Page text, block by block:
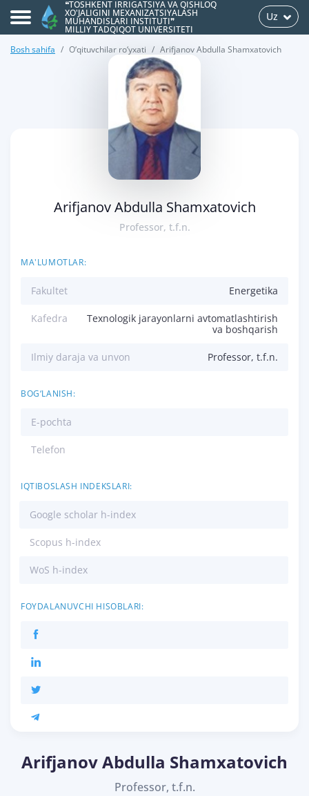
❝TOSHKENT IRRIGATSIYA VA QISHLOQ
XO'JALIGINI MEXANIZATSIYALASH
MUHANDISLARI INSTITUTI❞
MILLIY TADQIQOT UNIVERSITETI
Uz
Bosh sahifa O‘qituvchilar ro‘yxati Arifjanov Abdulla Shamxatovich
Arifjanov Abdulla Shamxatovich
Professor, t.f.n.
MA'LUMOTLAR:
Fakultet Energetika
Kafedra
Texnologik jarayonlarni avtomatlashtirish
va boshqarish
Ilmiy daraja va unvon Professor, t.f.n.
BOG‘LANISH:
E-pochta
Telefon
IQTIBOSLASH INDEKSLARI:
Google scholar h-index
Scopus h-index
WoS h-index
FOYDALANUVCHI HISOBLARI:
Arifjanov Abdulla Shamxatovich
Professor, t.f.n.